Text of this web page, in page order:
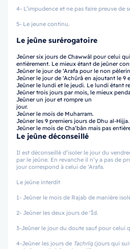
4- L’impudence et ne pas faire preuve de
5- Le jeune continu.
Le jeûne surérogatoire
Jeûner six jours de Chawwâl pour celui
entièrement. Le mieux étant de jeûner
Jeûner le jour de ‘Arafa pour le non
Jeûner le jour de ‘Achûrâ en ajoutant le 9
Jeûner le lundi et le jeudi. Le lundi étant
Jeûner trois jours par mois, le mieux
Jeûner un jour et rompre un
Jeûner le mois de Muharram.
Jeûner les 9 premiers jours de Dhu al-Hijja.
Jeûner le mois de Cha’bân mais pas
Le jeûne déconseillé
Il est déconseillé d’isoler le jour du
par le jeûne. En revanche il n’y a pas de
jour correspond à celui de ‘Arafa.
Le jeûne interdit
1- Jeûner le mois de Rajab de manière
2- Jeûner les deux jours de ‘Îd.
3-Jeûner le jour du doute sauf pour celui
4-Jeûner les jours de Tachrîq(jours qui